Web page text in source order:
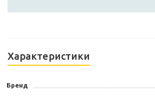
Характеристики
Бренд